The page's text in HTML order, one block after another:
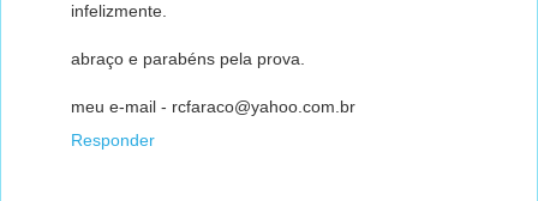
infelizmente.
abraço e parabéns pela prova.
meu e-mail - rcfaraco@yahoo.com.br
Responder